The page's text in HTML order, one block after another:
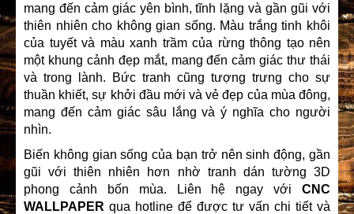
mang đến cảm giác yên bình, tĩnh lặng và gần gũi với
thiên nhiên cho không gian sống. Màu trắng tinh khôi
của tuyết và màu xanh trầm của rừng thông tạo nên
một khung cảnh đẹp mắt, mang đến cảm giác thư thái
và trong lành. Bức tranh cũng tượng trưng cho sự
thuần khiết, sự khởi đầu mới và vẻ đẹp của mùa đông,
mang đến cảm giác sâu lắng và ý nghĩa cho người
nhìn.
Biến không gian sống của bạn trở nên sinh động, gần
gũi với thiên nhiên hơn nhờ tranh dán tường 3D
phong cảnh bốn mùa. Liên hệ ngay với CNC
WALLPAPER qua hotline để được tư vấn chi tiết và